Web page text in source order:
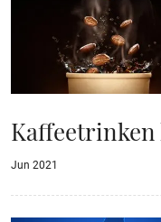
Jun 2021